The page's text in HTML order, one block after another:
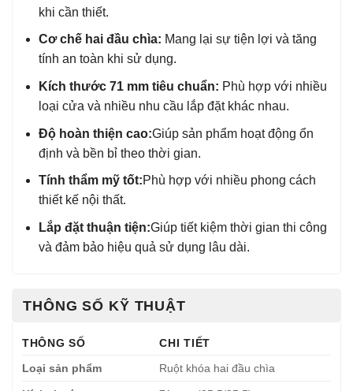
khi cần thiết.
Cơ chế hai đầu chìa: Mang lại sự tiện lợi và tăng
tính an toàn khi sử dụng.
Kích thước 71 mm tiêu chuẩn: Phù hợp với nhiều
loại cửa và nhiều nhu cầu lắp đặt khác nhau.
Độ hoàn thiện cao:Giúp sản phẩm hoạt động ổn
định và bền bỉ theo thời gian.
Tính thẩm mỹ tốt:Phù hợp với nhiều phong cách
thiết kế nội thất.
Lắp đặt thuận tiện:Giúp tiết kiệm thời gian thi công
và đảm bảo hiệu quả sử dụng lâu dài.
THÔNG SỐ KỸ THUẬT
THÔNG SỐ
CHI TIẾT
Loại sản phẩm
Ruột khóa hai đầu chìa